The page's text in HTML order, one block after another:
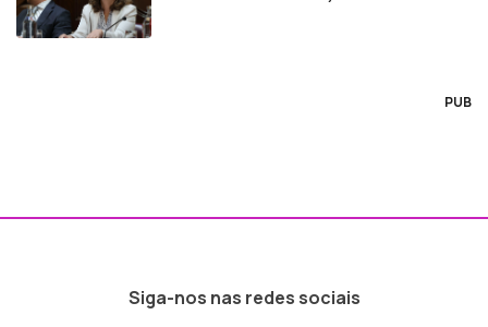
PUB
Siga-nos nas redes sociais